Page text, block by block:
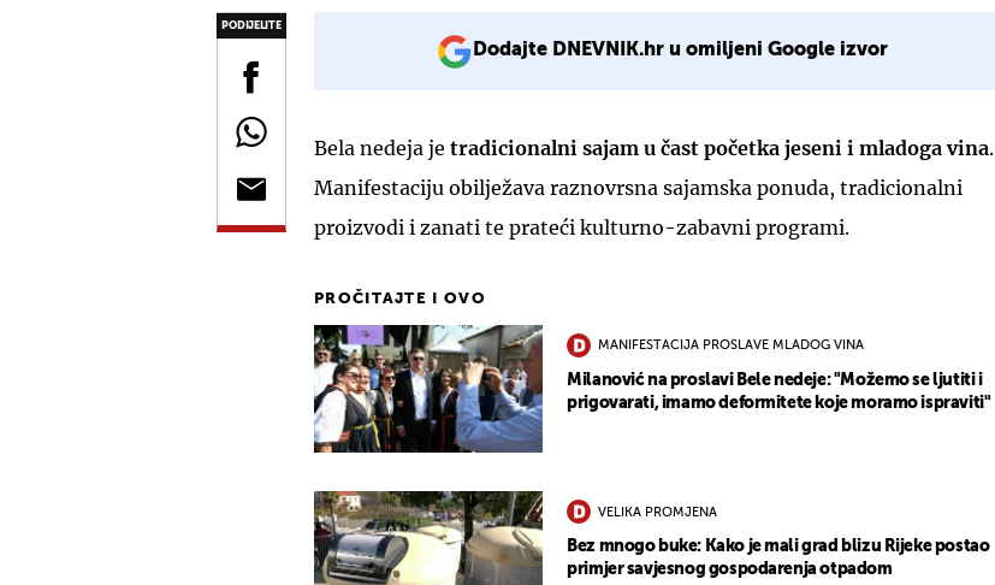
PODIJELITE
Dodajte DNEVNIK.hr u omiljeni Google izvor
Bela nedeja je tradicionalni sajam u čast početka jeseni i mladoga vina.
Manifestaciju obilježava raznovrsna sajamska ponuda, tradicionalni
proizvodi i zanati te prateći kulturno-zabavni programi.
PROČITAJTE I OVO
MANIFESTACIJA PROSLAVE MLADOG VINA
Milanović na proslavi Bele nedeje: "Možemo se ljutiti i
prigovarati, imamo deformitete koje moramo ispraviti"
VELIKA PROMJENA
Bez mnogo buke: Kako je mali grad blizu Rijeke postao
primjer savjesnog gospodarenja otpadom